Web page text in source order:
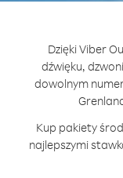
Dzięki Viber
dźwięku,
dowolnym
Kup pakiety
najlepszymi